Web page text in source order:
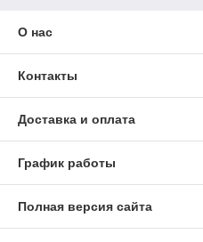
О нас
Контакты
Доставка и оплата
График работы
Полная версия сайта